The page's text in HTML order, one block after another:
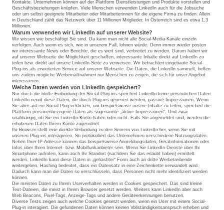
Kontakte. Unternehmen können auf der Plattform Dienstleistungen und Produkte vorstellen und
Geschäftsbeziehungen knüpfen. Viele Menschen verwenden LinkedIn auch für die Jobsuche
oder um selbst geeignete Mitarbeiter oder Mitarbeiterinnen für die eigene Firma zu finden. Allein
in Deutschland zählt das Netzwerk über 11 Millionen Mitglieder. In Österreich sind es etwa 1,3
Millionen.
Warum verwenden wir LinkedIn auf unserer Website?
Wir wissen wie beschäftigt Sie sind. Da kann man nicht alle Social-Media-Kanäle einzeln
verfolgen. Auch wenn es sich, wie in unserem Fall, lohnen würde. Denn immer wieder posten
wir interessante News oder Berichte, die es wert sind, verbreitet zu werden. Darum haben wir
auf unserer Webseite die Möglichkeit geschaffen, interessante Inhalte direkt auf LinkedIn zu
teilen bzw. direkt auf unsere LinkedIn-Seite zu verweisen. Wir betrachten eingebaute Social-
Plug-ins als erweiterten Service auf unserer Webseite. Die Daten, die LinkedIn sammelt, helfen
uns zudem mögliche Werbemaßnahmen nur Menschen zu zeigen, die sich für unser Angebot
interessieren.
Welche Daten werden von LinkedIn gespeichert?
Nur durch die bloße Einbindung der Social-Plug-ins speichert LinkedIn keine persönlichen Daten.
LinkedIn nennt diese Daten, die durch Plug-ins generiert werden, passive Impressionen. Wenn
Sie aber auf ein Social-Plug-in klicken, um beispielsweise unsere Inhalte zu teilen, speichert die
Plattform personenbezogene Daten als sogenannte „aktive Impressionen“. Und zwar
unabhängig, ob Sie ein LinkedIn-Konto haben oder nicht. Falls Sie angemeldet sind, werden die
erhobenen Daten Ihrem Konto zugeordnet.
Ihr Browser stellt eine direkte Verbindung zu den Servern von LinkedIn her, wenn Sie mit
unseren Plug-ins interagieren. So protokolliert das Unternehmen verschiedene Nutzungsdaten.
Neben Ihrer IP-Adresse können das beispielsweise Anmeldungsdaten, Gerätinformationen oder
Infos über Ihren Internet- bzw. Mobilfunkanbieter sein. Wenn Sie LinkedIn-Dienste über Ihr
Smartphone aufrufen, kann auch Ihr Standort (nachdem Sie das erlaubt haben) ermittelt
werden. LinkedIn kann diese Daten in „gehashter“ Form auch an dritte Werbetreibende
weitergeben. Hashing bedeutet, dass ein Datensatz in eine Zeichenkette verwandelt wird.
Dadurch kann man die Daten so verschlüsseln, dass Personen nicht mehr identifiziert werden
können.
Die meisten Daten zu Ihrem Userverhalten werden in Cookies gespeichert. Das sind kleine
Text-Dateien, die meist in Ihrem Browser gesetzt werden. Weiters kann LinkedIn aber auch
Web Beacons, Pixel-Tags, Anzeige-Tags und andere Geräteerkennungen benutzen.
Diverse Tests zeigen auch welche Cookies gesetzt werden, wenn ein User mit einem Social-
Plug-in interagiert. Die gefundenen Daten können keinen Vollständigkeitsanspruch erheben und